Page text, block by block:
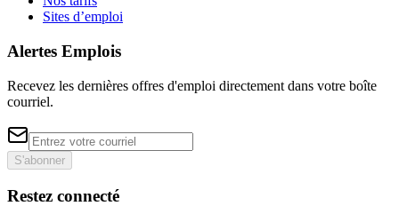
Sites d’emploi
Alertes Emplois
Recevez les dernières offres d'emploi directement dans votre boîte
courriel.
S'abonner
Restez connecté